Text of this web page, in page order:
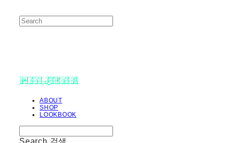
minjiena
ABOUT
SHOP
LOOKBOOK
Search 검색